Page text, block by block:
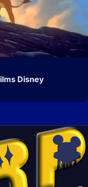
Disney